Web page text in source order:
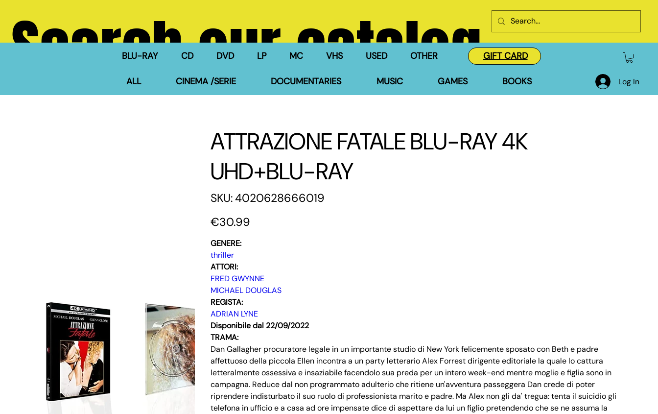
BLU-RAY CD DVD LP MC VHS USED OTHER
ALL CINEMA /SERIE DOCUMENTARIES MUSIC GAMES BOOKS
GIFT CARD
Log In
Search our catalog
ATTRAZIONE FATALE BLU-RAY 4K
UHD+BLU-RAY
SKU:
SKU
4020628666019
4020628666019
€30.99
GENERE:
thriller
ATTORI:
FRED GWYNNE
MICHAEL DOUGLAS
REGISTA:
ADRIAN LYNE
Disponibile dal 22/09/2022
TRAMA:
Dan Gallagher procuratore legale in un importante studio di New York felicemente sposato con Beth e padre
affettuoso della piccola Ellen incontra a un party letterario Alex Forrest dirigente editoriale la quale lo cattura
letteralmente ossessiva e insaziabile facendolo sua preda per un intero week-end mentre moglie e figlia sono in
campagna. Reduce dal non programmato adulterio che ritiene un'avventura passeggera Dan crede di poter
riprendere indisturbato il suo ruolo di professionista marito e padre. Ma Alex non gli da' tregua: tenta il suicidio gli
telefona in ufficio e a casa ad ore impensate dice di aspettare da lui un figlio pretendendo che se ne assuma la